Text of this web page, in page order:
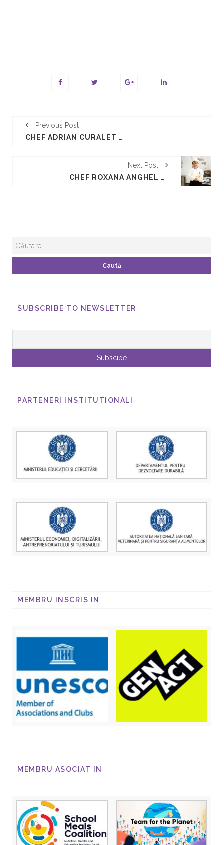
Previous Post
CHEF ADRIAN CURALET - CLUB DE CHEFS - SARBATOAREA GUSTULUI
Next Post
CHEF ROXANA ANGHEL - CLUB DE CHEFS – SARBATOAREA GUSTULUI
SUBSCRIBE TO NEWSLETTER
PARTENERI INSTITUTIONALI
MEMBRU INSCRIS IN
MEMBRU ASOCIAT IN